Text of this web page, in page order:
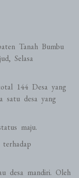
Tanah Bumbu
Selasa
144 Desa yang
satu desa yang
maju.
desa mandiri. Oleh